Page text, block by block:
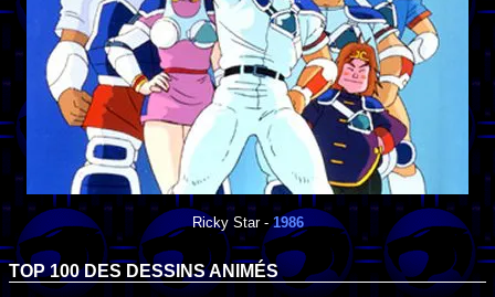
Ricky Star-1986
TOP 100 DES DESSINS ANIMÉS